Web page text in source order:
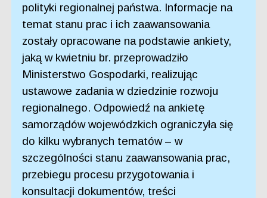
polityki regionalnej państwa. Informacje na
temat stanu prac i ich zaawansowania
zostały opracowane na podstawie ankiety,
jaką w kwietniu br. przeprowadziło
Ministerstwo Gospodarki, realizując
ustawowe zadania w dziedzinie rozwoju
regionalnego. Odpowiedź na ankietę
samorządów wojewódzkich ograniczyła się
do kilku wybranych tematów – w
szczególności stanu zaawansowania prac,
przebiegu procesu przygotowania i
konsultacji dokumentów, treści